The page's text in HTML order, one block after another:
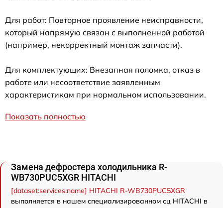
Для работ: Повторное проявление неисправности,
который напрямую связан с выполненной работой
(например, некорректный монтаж запчасти).
Для комплектующих: Внезапная поломка, отказ в
работе или несоответствие заявленным
характеристикам при нормальном использовании.
Показать полностью
Замена дефростера холодильника R-
WB730PUC5XGR HITACHI
[dataset:services:name] HITACHI R-WB730PUC5XGR
выполняется в нашем специализированном сц HITACHI в